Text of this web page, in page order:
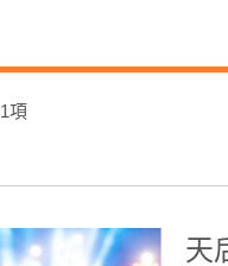
1項
天